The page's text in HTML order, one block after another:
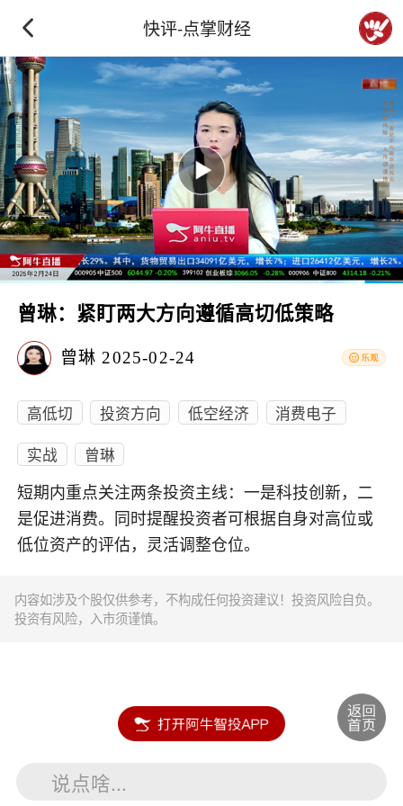
快评-点掌财经
曾琳：紧盯两大方向遵循高切低策略
曾琳 2025-02-24
高低切 投资方向 低空经济
消费电子
实战
曾琳
短期内重点关注两条投资主线：一是科技创新，二
是促进消费。同时提醒投资者可根据自身对高位或
低位资产的评估，灵活调整仓位。
内容如涉及个股仅供参考，不构成任何投资建议！投资风险自负。
投资有风险，入市须谨慎。
说点啥...